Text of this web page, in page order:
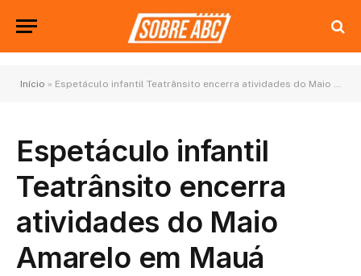
Início » Espetáculo infantil Teatrânsito encerra atividades do Maio Amarelo em Mauá
Espetáculo infantil
Teatrânsito encerra
atividades do Maio
Amarelo em Mauá